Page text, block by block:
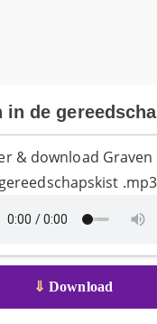
in de
& download Graven
gereedschapskist .mp3
⇓ Download